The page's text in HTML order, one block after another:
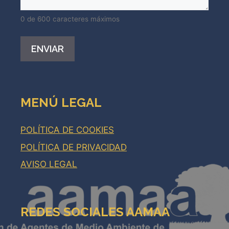
0 de 600 caracteres máximos
MENÚ LEGAL
POLÍTICA DE COOKIES
POLÍTICA DE PRIVACIDAD
AVISO LEGAL
REDES SOCIALES AAMAA